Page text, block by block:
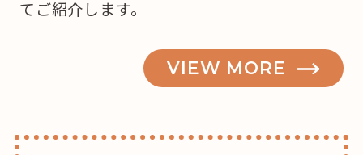
てご紹介します。
VIEW MORE